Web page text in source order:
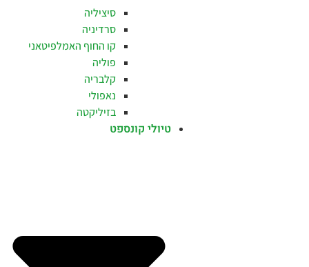
סיציליה
סרדיניה
קו החוף האמלפיטאני
פוליה
קלבריה
נאפולי
בזיליקטה
טיולי קונספט